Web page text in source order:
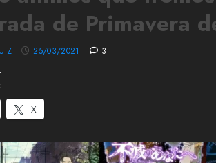
de Primavera
X
25/03/2021 3